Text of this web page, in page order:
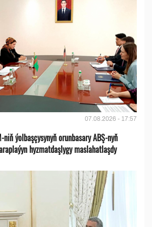
07.08.2026 - 17:57
ýolbaşçysynyň orunbasary ABŞ-nyň
hyzmatdaşlygy maslahatlaşdy